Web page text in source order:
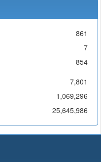
861
7
854
7,801
1,069,296
25,645,986